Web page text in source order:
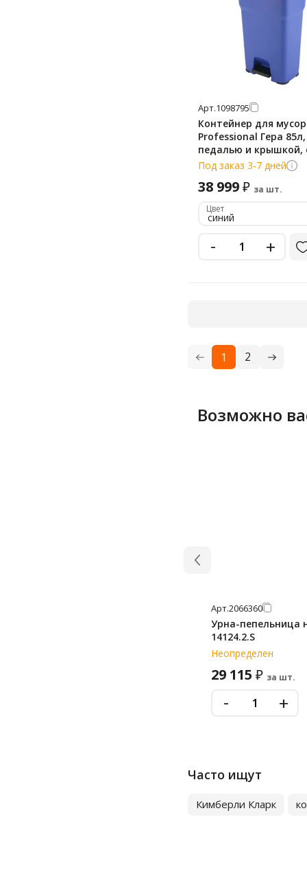
Арт.1098795
Контейнер для
Professional Гера 85л,
педалью и крышкой,
137759
Под заказ 3-7 дней
38 999₽ за шт.
Цвет
синий
- +
1 2
Возможно
Арт.2066360
Урна-пепельница
14124.2.S
Неопределен
29 115 ₽ за шт.
- +
Часто ищут
Кимберли Кларк